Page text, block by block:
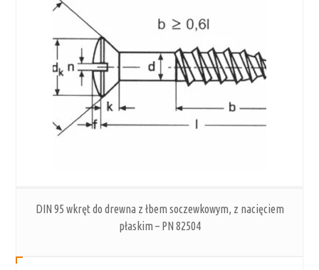
DIN 95 wkręt do drewna z łbem soczewkowym, z nacięciem
płaskim – PN 82504